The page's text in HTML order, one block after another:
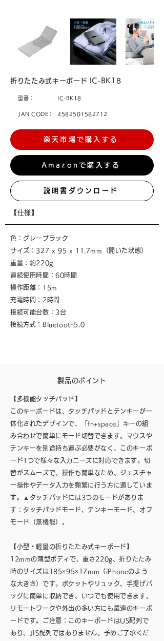
折りたたみ式キーボード IC-BK18
型番： IC-BK18
JAN CODE： 4582501582712
楽天市場で購入する
Amazonで購入する
説明書ダウンロード
【仕様】
色：グレーブラック
サイズ：327 x 95 x 11.7mm（開いた状態）
重量：約220g
連続使用時間：60時間
操作距離：15m
充電時間：2時間
接続可能台数：3台
接続方式：Bluetooth5.0
製品のポイント
【多機能タッチパッド】
このキーボードは、タッチパッドとテンキーが一
体化されたデザインで、「fn+space」キーの組
み合わせで簡単にモード切替できます。マウスや
テンキーを別途持ち運ぶ必要がなく、このキーボ
ード1つで様々な入力ニーズに対応できます。切
替がスムーズで、操作も簡単なため、ジェスチャ
ー操作やデータ入力を頻繁に行う方に適していま
す。▲タッチパッドには3つのモードがありま
す：タッチパッドモード、テンキーモード、オフ
モード（無機能）。
【小型・軽量の折りたたみ式キーボード】
12mmの薄型ボディで、重さ220g、折りたたみ
時のサイズは185×95×17mm（iPhoneのよう
な大きさ）です。ポケットやリュック、手提げバ
ッグに簡単に収納でき、いつでも使用できます。
リモートワークや外出の多い方にも最適のキーボ
ードです。ご注意：このキーボードはUS配列で
あり、JIS配列ではありません。予めご了承くだ